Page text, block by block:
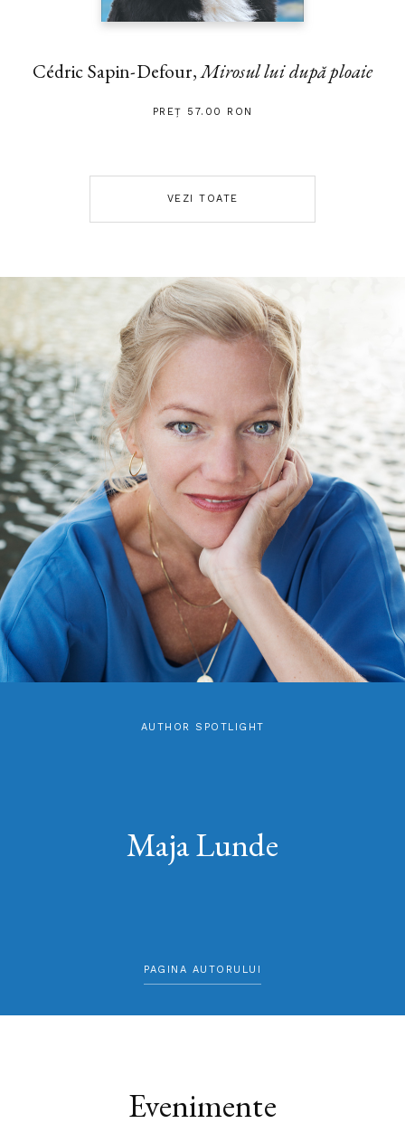
Cédric Sapin-Defour,Mirosul lui după ploaie
PREȚ 57.00 RON
VEZI TOATE
AUTHOR SPOTLIGHT
Maja Lunde
PAGINA AUTORULUI
Evenimente